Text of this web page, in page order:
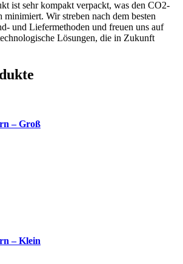
ist sehr kompakt verpackt, was den CO2-
minimiert. Wir streben nach dem besten
und Liefermethoden und freuen uns auf
Lösungen, die in Zukunft
– Groß
– Klein